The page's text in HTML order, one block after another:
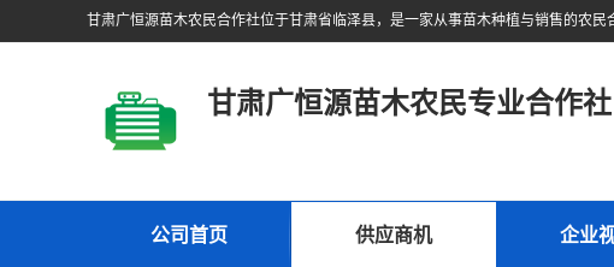
甘肃广恒源苗木农民专业合作社
公司首页 供应商机 企业